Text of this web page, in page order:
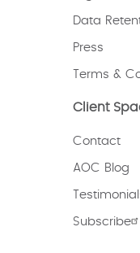
Data
Press
Terms &
Client
Contact
AOC Blog
Subscribe